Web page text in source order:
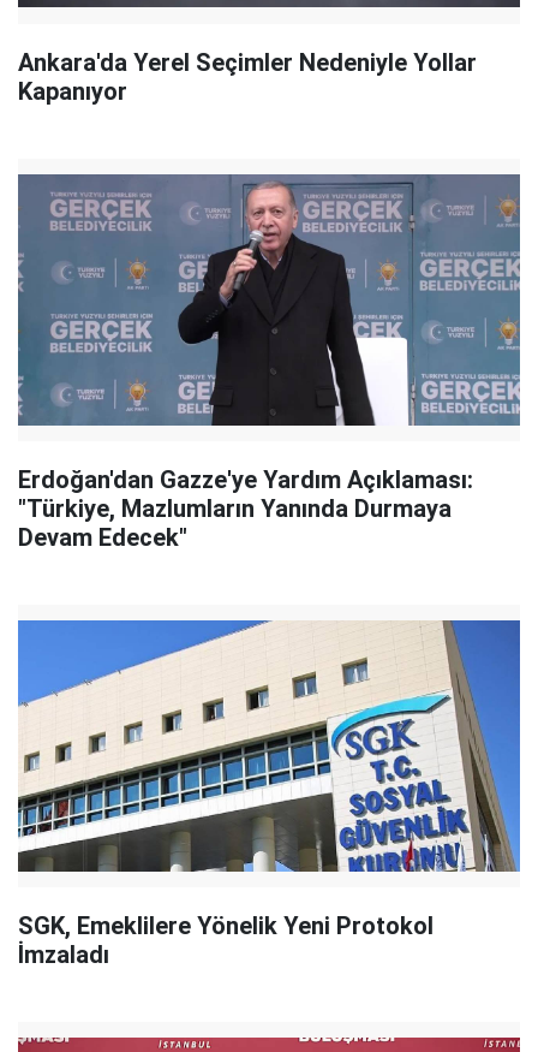
Ankara'da Yerel Seçimler Nedeniyle Yollar
Kapanıyor
Erdoğan'dan Gazze'ye Yardım Açıklaması:
"Türkiye, Mazlumların Yanında Durmaya
Devam Edecek"
SGK, Emeklilere Yönelik Yeni Protokol
İmzaladı